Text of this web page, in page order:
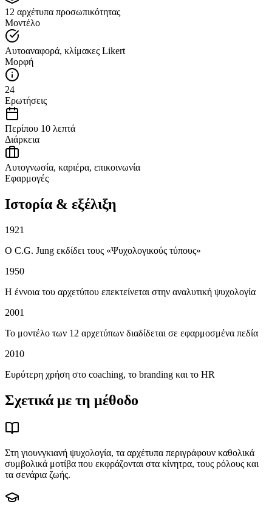
12 αρχέτυπα προσωπικότητας
Μοντέλο
Αυτοαναφορά, κλίμακες Likert
Μορφή
24
Ερωτήσεις
Περίπου 10 λεπτά
Διάρκεια
Αυτογνωσία, καριέρα, επικοινωνία
Εφαρμογές
Ιστορία & εξέλιξη
1921
Ο C.G. Jung εκδίδει τους «Ψυχολογικούς τύπους»
1950
Η έννοια του αρχετύπου επεκτείνεται στην αναλυτική ψυχολογία
2001
Το μοντέλο των 12 αρχετύπων διαδίδεται σε εφαρμοσμένα πεδία
2010
Ευρύτερη χρήση στο coaching, το branding και το HR
Σχετικά με τη μέθοδο
Στη γιουνγκιανή ψυχολογία, τα αρχέτυπα περιγράφουν καθολικά
συμβολικά μοτίβα που εκφράζονται στα κίνητρα, τους ρόλους και
τα σενάρια ζωής.